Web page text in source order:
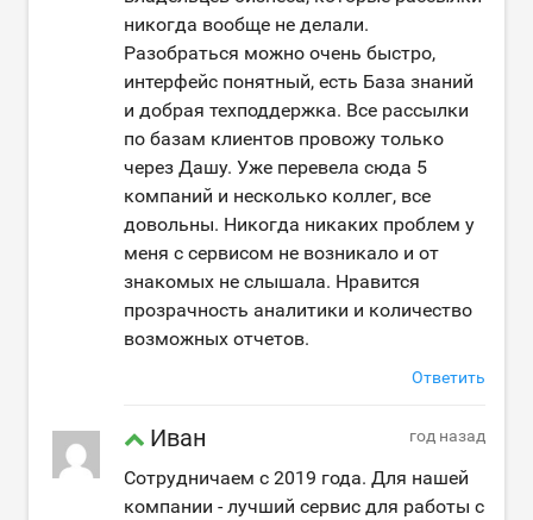
никогда вообще не делали.
Разобраться можно очень быстро,
интерфейс понятный, есть База знаний
и добрая техподдержка. Все рассылки
по базам клиентов провожу только
через Дашу. Уже перевела сюда 5
компаний и несколько коллег, все
довольны. Никогда никаких проблем у
меня с сервисом не возникало и от
знакомых не слышала. Нравится
прозрачность аналитики и количество
возможных отчетов.
Ответить
Иван год назад
Сотрудничаем с 2019 года. Для нашей
компании - лучший сервис для работы с